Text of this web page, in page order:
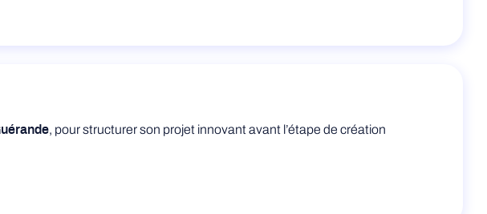
, pour structurer son projet innovant avant l’étape de création